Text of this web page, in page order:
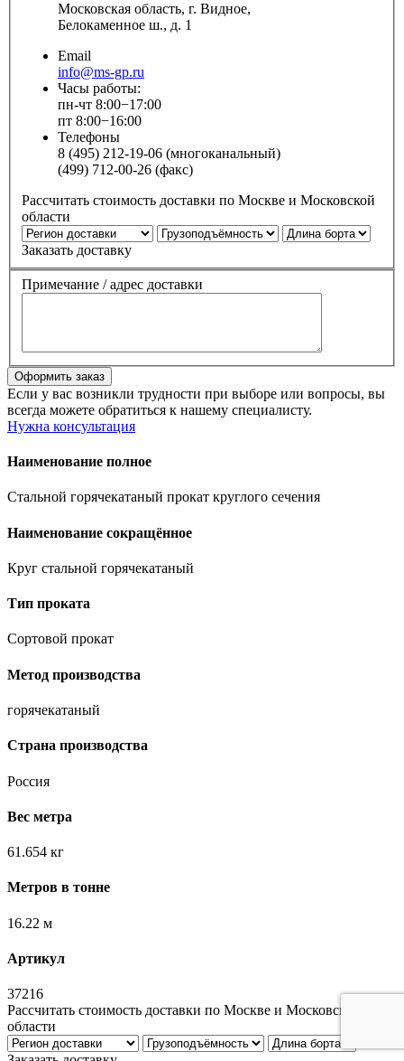
Московская область, г. Видное,
Белокаменное ш., д. 1
Email
info@ms-gp.ru
Часы работы:
пн-чт 8:00−17:00
пт 8:00−16:00
Телефоны
8 (495) 212-19-06 (многоканальный)
(499) 712-00-26 (факс)
Рассчитать стоимость доставки по Москве и Московской
области
Заказать доставку
Примечание / адрес доставки
Если у вас возникли трудности при выборе или вопросы, вы
всегда можете обратиться к нашему специалисту.
Нужна консультация
Наименование полное
Стальной горячекатаный прокат круглого сечения
Наименование сокращённое
Круг стальной горячекатаный
Тип проката
Сортовой прокат
Метод производства
горячекатаный
Страна производства
Россия
Вес метра
61.654 кг
Метров в тонне
16.22 м
Артикул
37216
Рассчитать стоимость доставки по Москве и Московской
области